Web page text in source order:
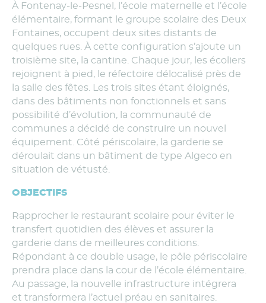
À Fontenay-le-Pesnel, l’école maternelle et l’école
élémentaire, formant le groupe scolaire des Deux
Fontaines, occupent deux sites distants de
quelques rues. À cette configuration s’ajoute un
troisième site, la cantine. Chaque jour, les écoliers
rejoignent à pied, le réfectoire délocalisé près de
la salle des fêtes. Les trois sites étant éloignés,
dans des bâtiments non fonctionnels et sans
possibilité d’évolution, la communauté de
communes a décidé de construire un nouvel
équipement. Côté périscolaire, la garderie se
déroulait dans un bâtiment de type Algeco en
situation de vétusté.
OBJECTIFS
Rapprocher le restaurant scolaire pour éviter le
transfert quotidien des élèves et assurer la
garderie dans de meilleures conditions.
Répondant à ce double usage, le pôle périscolaire
prendra place dans la cour de l’école élémentaire.
Au passage, la nouvelle infrastructure intégrera
et transformera l’actuel préau en sanitaires.